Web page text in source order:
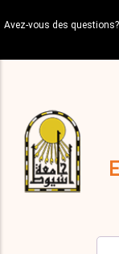
au
principal
Avez-vous des questions?
décisions
Expatriés
Journal